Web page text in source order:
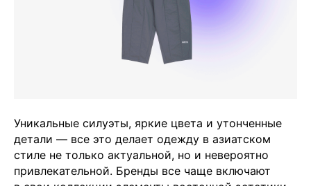
Уникальные силуэты, яркие цвета и утонченные
детали — все это делает одежду в азиатском
стиле не только актуальной, но и невероятно
привлекательной. Бренды все чаще включают